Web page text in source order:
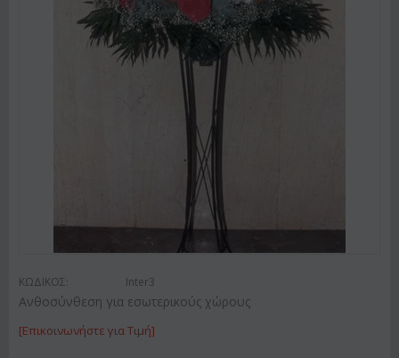
ΚΩΔΙΚΟΣ: Inter3
Ανθοσύνθεση για εσωτερικούς χώρους
[Επικοινωνήστε για Τιμή]